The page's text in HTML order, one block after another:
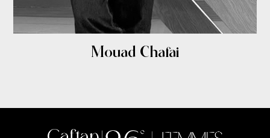
Mouad Chafai